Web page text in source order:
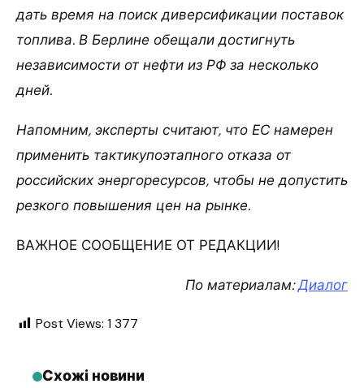
дать время на поиск диверсификации поставок
топлива. В Берлине обещали достигнуть
независимости от нефти из РФ за несколько
дней.
Напомним, эксперты считают, что ЕС намерен
применить тактикупоэтапного отказа от
российских энергоресурсов, чтобы не допустить
резкого повышения цен на рынке.
ВАЖНОЕ СООБЩЕНИЕ ОТ РЕДАКЦИИ!
По материалам:Диалог
Post Views: 1 377
Схожі новини